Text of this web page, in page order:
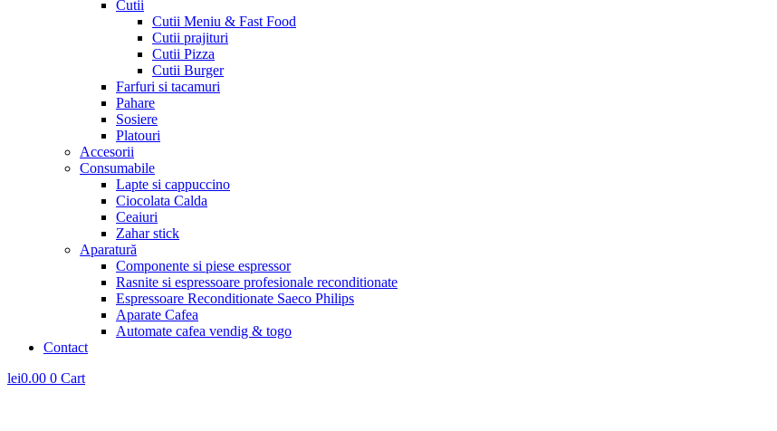
Cutii
Cutii Meniu & Fast Food
Cutii prajituri
Cutii Pizza
Cutii Burger
Farfuri si tacamuri
Pahare
Sosiere
Platouri
Accesorii
Consumabile
Lapte si cappuccino
Ciocolata Calda
Ceaiuri
Zahar stick
Aparatură
Componente si piese espressor
Rasnite si espressoare profesionale reconditionate
Espressoare Reconditionate Saeco Philips
Aparate Cafea
Automate cafea vendig & togo
Contact
lei0.00 0 Cart